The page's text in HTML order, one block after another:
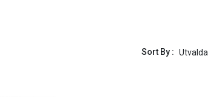
Sort By : Utvalda